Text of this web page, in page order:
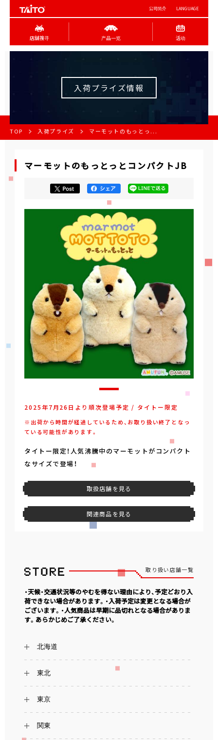
公司简介 LANGUAGE
店舖搜寻 产品一览 活动
入荷プライズ情報
TOP 入荷プライズ マーモットのもっとっ...
マーモットのもっとっとコンパクトJB
2025年7月26日より順次登場予定 / タイトー限定
※出荷から時間が経過しているため、お取り扱い終了となっ
ている可能性があります。
タイトー限定！人気沸騰中のマーモットがコンパクト
なサイズで登場！
取扱店舗を見る
関連商品を見る
取り扱い店舗一覧
・天候・交通状況等のやむを得ない理由により、予定どおり入
荷できない場合があります。・入荷予定は変更となる場合が
ございます。・人気商品は早期に品切れとなる場合がありま
す。あらかじめご了承ください。
北海道
東北
東京
関東